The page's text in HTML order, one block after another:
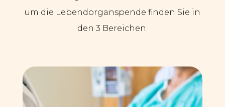
um die Lebendorganspende finden Sie in
den 3 Bereichen.